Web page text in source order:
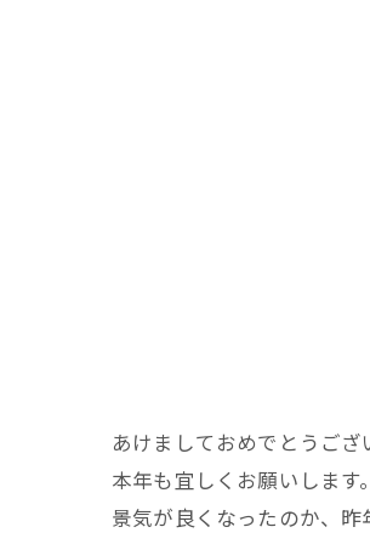
あけましておめでとうござ
本年も宜しくお願いします。
景気が良くなったのか、